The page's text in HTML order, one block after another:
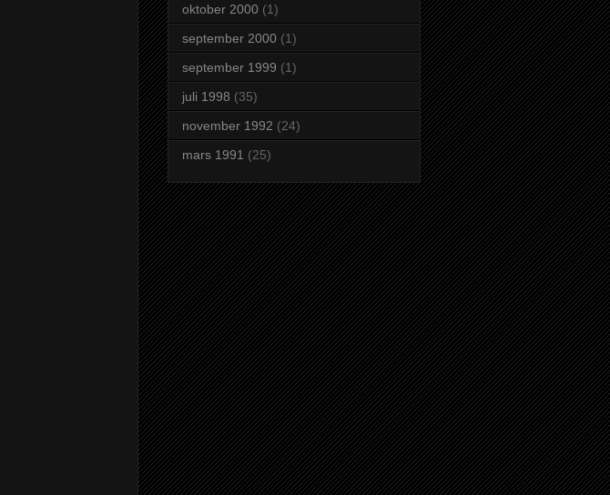
oktober 2000 (1)
september 2000 (1)
september 1999 (1)
juli 1998 (35)
november 1992 (24)
mars 1991 (25)